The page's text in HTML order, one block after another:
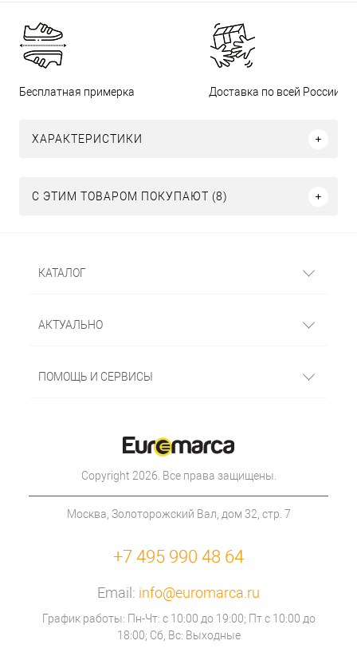
Бесплатная примерка Доставка по всей России
ХАРАКТЕРИСТИКИ
С ЭТИМ ТОВАРОМ ПОКУПАЮТ (8)
КАТАЛОГ
АКТУАЛЬНО
ПОМОЩЬ И СЕРВИСЫ
Copyright 2026. Все права защищены.
Москва, Золоторожский Вал, дом 32, стр. 7
+7 495 990 48 64
Email: info@euromarca.ru
График работы: Пн-Чт: с 10:00 до 19:00; Пт с 10:00 до
18:00; Сб, Вс: Выходные